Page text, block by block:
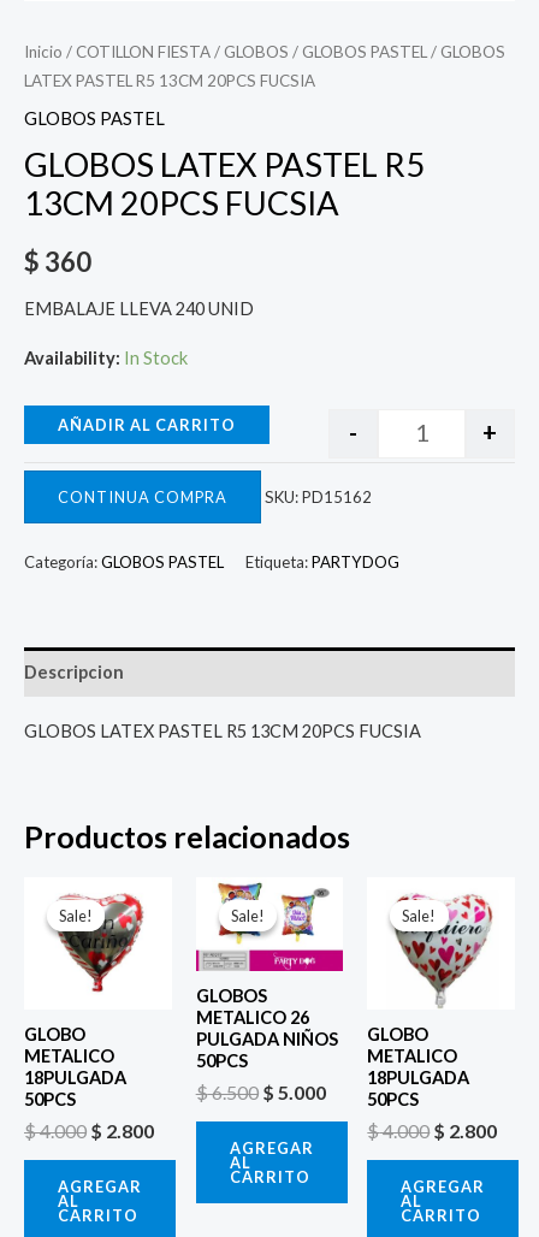
Inicio / COTILLON FIESTA/ GLOBOS / GLOBOS PASTEL / GLOBOS
LATEX PASTEL R5 13CM 20PCS FUCSIA
GLOBOS PASTEL
GLOBOS LATEX PASTEL R5
13CM 20PCS FUCSIA
$ 360
EMBALAJE LLEVA 240 UNID
Availability: In Stock
- +
AÑADIR AL CARRITO
CONTINUA COMPRA SKU:PD15162
Categoría:GLOBOS PASTEL Etiqueta:PARTYDOG
Descripcion
GLOBOS LATEX PASTEL R5 13CM 20PCS FUCSIA
Productos relacionados
Sale!
Sale!
GLOBO
METALICO
18PULGADA
50PCS
$4.000
precio
original
era:
$ 4.000.
$ 2.800
AGREGAR
AL
CARRITO
Sale!
Sale!
GLOBOS
METALICO 26
PULGADA NIÑOS
50PCS
$6.500
El
precio
original
era:
$ 5.000
El
AGREGAR
AL
CARRITO
Sale!
Sale!
GLOBO
METALICO
18PULGADA
50PCS
$4.000
precio
original
era:
$ 4.000.
$ 2.800
AGREGAR
AL
CARRITO